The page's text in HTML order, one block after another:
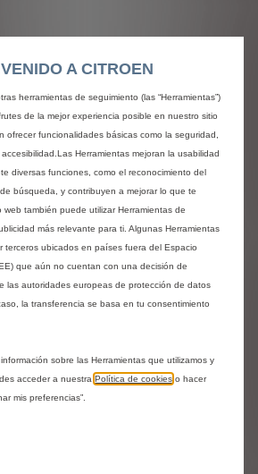
con asientos Advanced Comfort en
Solicita una prueba
nosotros
A CITROEN
herramientas de seguimiento (las “Herramientas”)
de la mejor experiencia posible en nuestro sitio
ofrecer funcionalidades básicas como la seguridad,
Herramientas mejoran la usabilidad
diversas funciones, como el reconocimiento del
búsqueda, y contribuyen a mejorar lo que te
web también puede utilizar Herramientas de
más relevante para ti. Algunas Herramientas
terceros ubicados en países fuera del Espacio
que aún no cuentan con una decisión de
las autoridades europeas de protección de datos
la transferencia se basa en tu consentimiento
sobre las Herramientas que utilizamos y
acceder a nuestra Política de cookies o hacer
mis preferencias”.